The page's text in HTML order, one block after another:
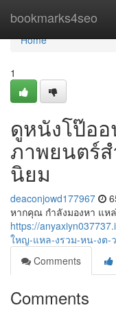
bookmarks4seo
Home
Home
1
ดูหนังโป๊อ
ภาพยนตร์
นิยม
deaconjowd177967
หากคุณ กำลังมองหา แห
https://
ใหญ-แหล-งรวม-หน-งต-
Comments
Comments